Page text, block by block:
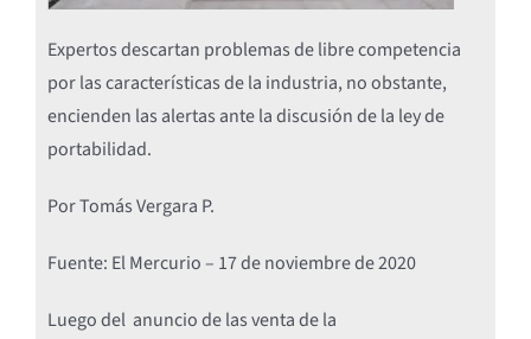
Expertos descartan problemas de libre competencia
por las características de la industria, no obstante,
encienden las alertas ante la discusión de la ley de
portabilidad.
Por Tomás Vergara P.
Fuente: El Mercurio – 17 de noviembre de 2020
Luego del anuncio de las venta de la